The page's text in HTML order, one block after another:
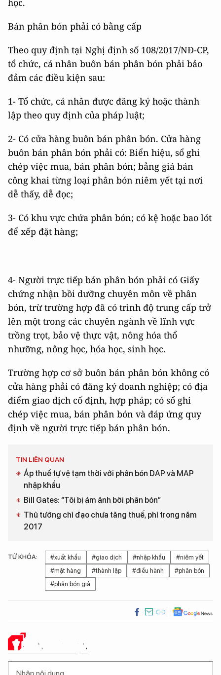
học.
Bán phân bón phải có bằng cấp
Theo quy định tại Nghị định số 108/2017/NĐ-CP,
tổ chức, cá nhân buôn bán phân bón phải bảo
đảm các điều kiện sau:
1- Tổ chức, cá nhân được đăng ký hoặc thành
lập theo quy định của pháp luật;
2- Có cửa hàng buôn bán phân bón. Cửa hàng
buôn bán phân bón phải có: Biển hiệu, sổ ghi
chép việc mua, bán phân bón; bảng giá bán
công khai từng loại phân bón niêm yết tại nơi
dễ thấy, dễ đọc;
3- Có khu vực chứa phân bón; có kệ hoặc bao lót
để xếp đặt hàng;
4- Người trực tiếp bán phân bón phải có Giấy
chứng nhận bồi dưỡng chuyên môn về phân
bón, trừ trường hợp đã có trình độ trung cấp trở
lên một trong các chuyên ngành về lĩnh vực
trồng trọt, bảo vệ thực vật, nông hóa thổ
nhưỡng, nông học, hóa học, sinh học.
Trường hợp cơ sở buôn bán phân bón không có
cửa hàng phải có đăng ký doanh nghiệp; có địa
điểm giao dịch cố định, hợp pháp; có sổ ghi
chép việc mua, bán phân bón và đáp ứng quy
định về người trực tiếp bán phân bón.
TIN LIÊN QUAN
Áp thuế tự vệ tạm thời với phân bón DAP và MAP
nhập khẩu
Bill Gates: “Tôi bị ám ảnh bởi phân bón”
Thủ tướng chỉ đạo chưa tăng thuế, phí trong năm
2017
TỪ KHÓA: #xuất khẩu #giao dịch #nhập khẩu
#niêm yết
#mặt hàng
#thành lập #điều hành
#phân bón
#phân bón giả
Ý KIẾN CỦA BẠN